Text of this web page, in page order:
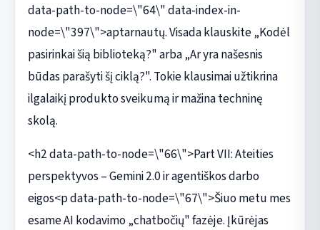
data-path-to-node=\"64\" data-index-in-
node=\"397\">aptarnautų. Visada klauskite „Kodėl
pasirinkai šią biblioteką?" arba „Ar yra našesnis
būdas parašyti šį ciklą?". Tokie klausimai užtikrina
ilgalaikį produkto sveikumą ir mažina techninę
skolą.
<h2 data-path-to-node=\"66\">Part VII: Ateities
perspektyvos – Gemini 2.0 ir agentiškos darbo
eigos<p data-path-to-node=\"67\">Šiuo metu mes
esame AI kodavimo „chatbočių" fazėje. Įkūrėjas